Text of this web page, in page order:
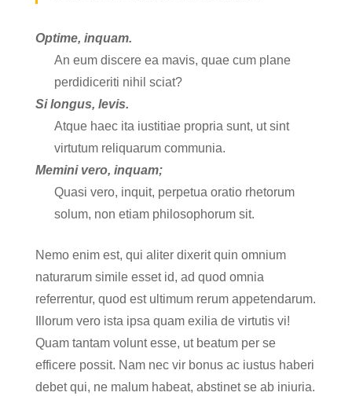
Optime, inquam.
An eum discere ea mavis, quae cum plane
perdidiceriti nihil sciat?
Si longus, levis.
Atque haec ita iustitiae propria sunt, ut sint
virtutum reliquarum communia.
Memini vero, inquam;
Quasi vero, inquit, perpetua oratio rhetorum
solum, non etiam philosophorum sit.
Nemo enim est, qui aliter dixerit quin omnium
naturarum simile esset id, ad quod omnia
referrentur, quod est ultimum rerum appetendarum.
Illorum vero ista ipsa quam exilia de virtutis vi!
Quam tantam volunt esse, ut beatum per se
efficere possit. Nam nec vir bonus ac iustus haberi
debet qui, ne malum habeat, abstinet se ab iniuria.